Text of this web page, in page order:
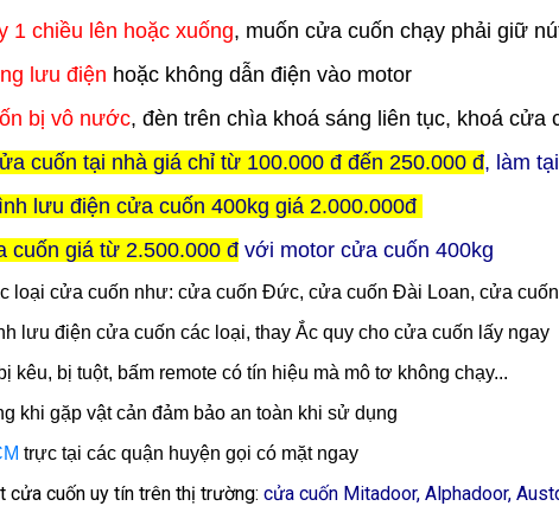
1 chiều lên hoặc xuống, muốn cửa cuốn chạy phải giữ
lưu điện hoặc không dẫn điện vào motor
bị vô nước, đèn trên chìa khoá sáng liên tục, khoá cửa
cuốn tại nhà giá chỉ từ 100.000 đ đến 250.000 đ, làm
lưu điện cửa cuốn 400kg giá 2.000.000đ
cuốn giá từ 2.500.000 đ với motor cửa cuốn 400kg
loại cửa cuốn như: cửa cuốn Đức, cửa cuốn Đài Loan, cửa
lưu điện cửa cuốn các loại, thay Ắc quy cho cửa cuốn lấy ngay
kêu, bị tuột, bấm remote có tín hiệu mà mô tơ không chạy...
khi gặp vật cản đảm bảo an toàn khi sử dụng
trực tại các quận huyện gọi có mặt ngay
cửa cuốn uy tín trên thị trường: cửa cuốn Mitadoor, Alphadoor,